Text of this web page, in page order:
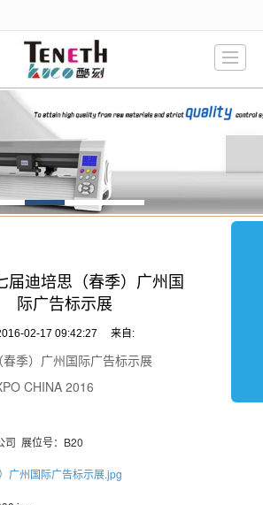
届迪培思（春季）广州国
际广告标示展
02-17 09:42:27 来自:
季）广州国际广告标示展
CHINA 2016
司 展位号：B20